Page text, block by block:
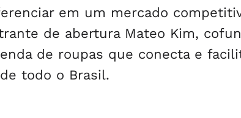
em um mercado
de abertura Mateo Kim,
de roupas que conecta e
todo o Brasil.